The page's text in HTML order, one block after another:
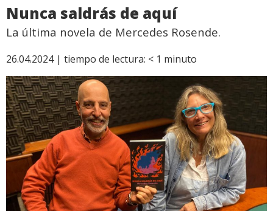
Nunca saldrás de aquí
La última novela de Mercedes Rosende.
26.04.2024 | tiempo de lectura: < 1 minuto